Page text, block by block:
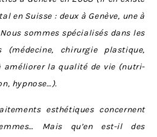
en Suisse : deux à Genève, une à
sommes spécialisés dans les
(médecine, chirurgie plastique,
améliorer la qualité de vie (nutri-
hypnose…).
esthétiques concernent
Mais qu’en est-il des